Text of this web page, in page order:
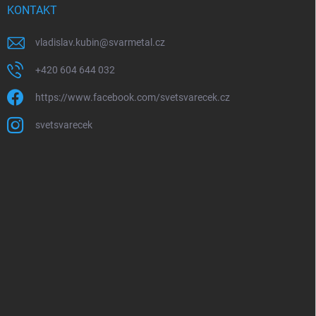
KONTAKT
vladislav.kubin@svarmetal.cz
+420 604 644 032
https://www.facebook.com/svetsvarecek.cz
svetsvarecek